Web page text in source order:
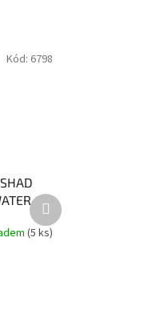
(5 ks)
Kód: 6798
Další
produkt